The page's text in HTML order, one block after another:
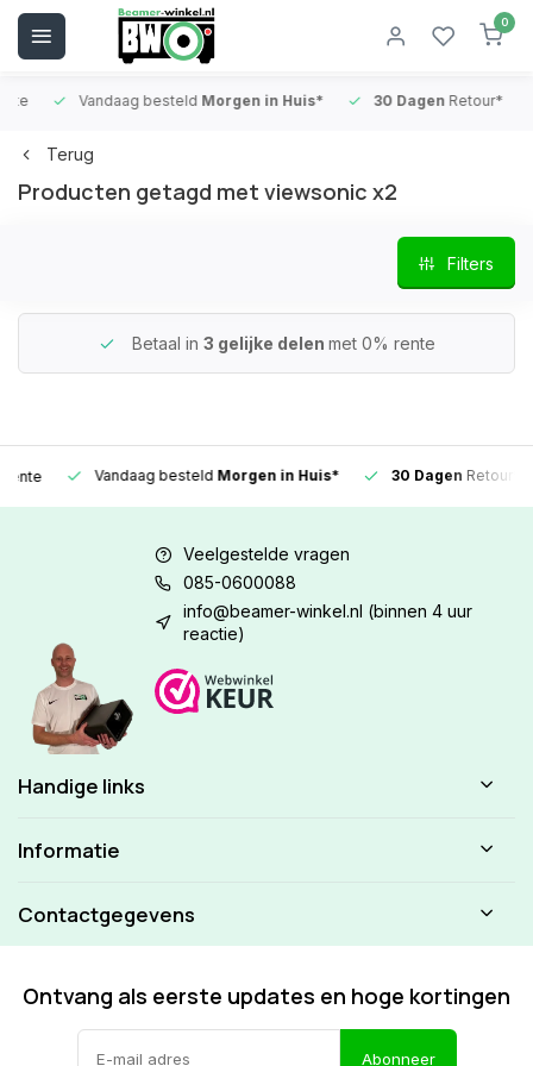
0
Vandaag besteldMorgen in Huis* 30 DagenRetour*
Terug
Producten getagd met viewsonic x2
Filters
Betaal in 3 gelijke delen met 0% rente
Vandaag besteldMorgen in Huis* 30 DagenRetour*
Veelgestelde vragen
085-0600088
info@beamer-winkel.nl (binnen 4 uur
reactie)
Handige links
Informatie
Contactgegevens
Ontvang als eerste updates en hoge kortingen
Abonneer